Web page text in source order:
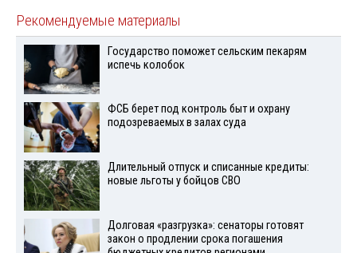
Рекомендуемые материалы
Государство поможет сельским пекарям
испечь колобок
ФСБ берет под контроль быт и охрану
подозреваемых в залах суда
Длительный отпуск и списанные кредиты:
новые льготы у бойцов СВО
Долговая «разгрузка»: сенаторы готовят
закон о продлении срока погашения